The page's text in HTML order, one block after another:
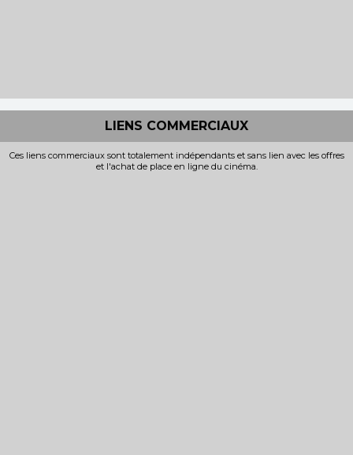
LIENS COMMERCIAUX
Ces liens commerciaux sont totalement indépendants et sans lien avec les offres
et l'achat de place en ligne du cinéma.